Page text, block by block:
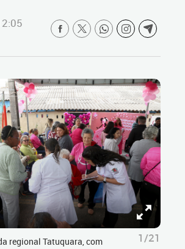
regional Tatuquara, com
1/21